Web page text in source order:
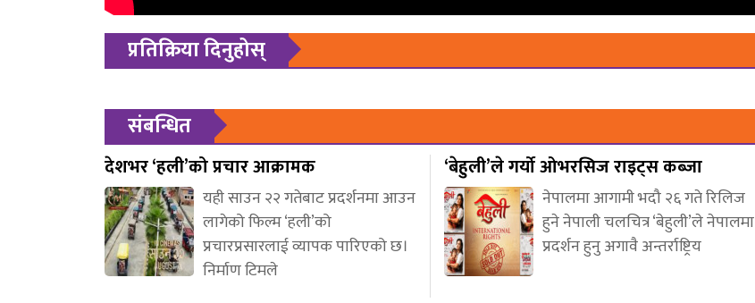
प्रतिक्रिया दिनुहोस्
संबन्धित
देशभर ‘हली’को प्रचार आक्रामक
यही साउन २२ गतेबाट प्रदर्शनमा आउन
लागेको फिल्म ‘हली’को
प्रचारप्रसारलाई व्यापक पारिएको छ।
निर्माण टिमले
‘बेहुली’ले गर्यो ओभरसिज राइट्स कब्जा
नेपालमा आगामी भदौ २६ गते रिलिज
हुने नेपाली चलचित्र ‘बेहुली’ले नेपालमा
प्रदर्शन हुनु अगावै अन्तर्राष्ट्रिय